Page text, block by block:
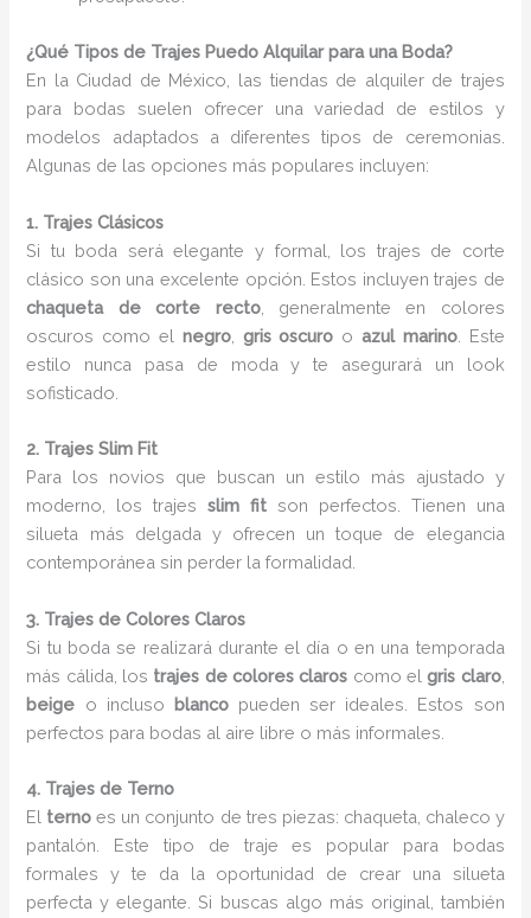
¿Qué Tipos de Trajes Puedo Alquilar para una Boda?
En la Ciudad de México, las tiendas de alquiler de trajes
para bodas suelen ofrecer una variedad de estilos y
modelos adaptados a diferentes tipos de ceremonias.
Algunas de las opciones más populares incluyen:
1. Trajes Clásicos
Si tu boda será elegante y formal, los trajes de corte
clásico son una excelente opción. Estos incluyen trajes de
chaqueta de corte recto, generalmente en colores
oscuros como el negro, gris oscuro o azul marino. Este
estilo nunca pasa de moda y te asegurará un look
sofisticado.
2. Trajes Slim Fit
Para los novios que buscan un estilo más ajustado y
moderno, los trajesslim fit son perfectos. Tienen una
silueta más delgada y ofrecen un toque de elegancia
contemporánea sin perder la formalidad.
3. Trajes de Colores Claros
Si tu boda se realizará durante el día o en una temporada
más cálida, los trajes de colores claros como elgris claro,
beige o incluso blancopueden ser ideales. Estos son
perfectos para bodas al aire libre o más informales.
4. Trajes de Terno
El terno es un conjunto de tres piezas: chaqueta, chaleco y
pantalón. Este tipo de traje es popular para bodas
formales y te da la oportunidad de crear una silueta
perfecta y elegante. Si buscas algo más original, también